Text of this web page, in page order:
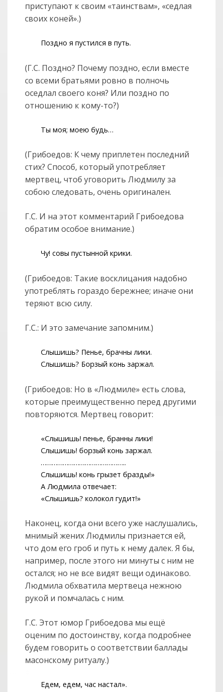
приступают к своим «таинствам», «седлая
своих коней».)
Поздно я пустился в путь.
(Г.С. Поздно? Почему поздно, если вместе
со всеми братьями ровно в полночь
оседлал своего коня? Или поздно по
отношению к кому-то?)
Ты моя; моею будь…
(Грибоедов: К чему приплетен последний
стих? Способ, который употребляет
мертвец, чтоб уговорить Людмилу за
собою следовать, очень оригинален.
Г.С. И на этот комментарий Грибоедова
обратим особое внимание.)
Чу! совы пустынной крики.
(Грибоедов: Такие восклицания надобно
употреблять гораздо бережнее; иначе они
теряют всю силу.
Г.С.: И это замечание запомним.)
Слышишь? Пенье, брачны лики.
Слышишь? Борзый конь заржал.
(Грибоедов: Но в «Людмиле» есть слова,
которые преимущественно перед другими
повторяются. Мертвец говорит:
«Слышишь! пенье, бранны лики!
Слышишь! борзый конь заржал.
………………………………………..
Слышишь! конь грызет бразды!»
А Людмила отвечает:
«Слышишь? колокол гудит!»
Наконец, когда они всего уже наслушались,
мнимый жених Людмилы признается ей,
что дом его гроб и путь к нему далек. Я бы,
например, после этого ни минуты с ним не
остался; но не все видят вещи одинаково.
Людмила обхватила мертвеца нежною
рукой и помчалась с ним.
Г.С. Этот юмор Грибоедова мы ещё
оценим по достоинству, когда подробнее
будем говорить о соответствии баллады
масонскому ритуалу.)
Едем, едем, час настал».